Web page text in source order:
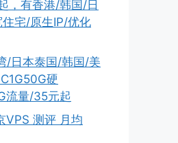
，有香港/韩国/日
宅/原生IP/优化
/日本泰国/韩国/美
硬
量/35元起
VPS 测评 月均